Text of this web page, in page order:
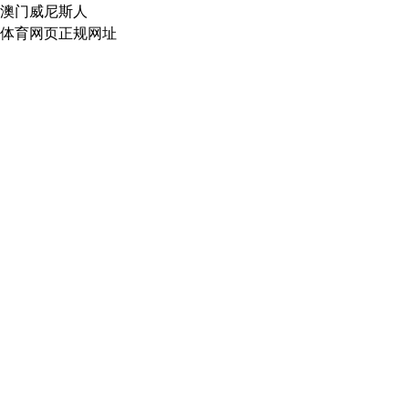
澳门威尼斯人
体育网页正规网址